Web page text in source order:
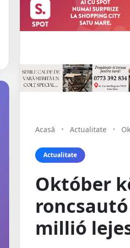
Acasă • Actualitate •
Actualitate
Október
millió